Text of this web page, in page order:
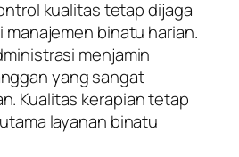
kualitas tetap dijaga
binatu harian.
menjamin
yang sangat
Kualitas kerapian tetap
layanan binatu